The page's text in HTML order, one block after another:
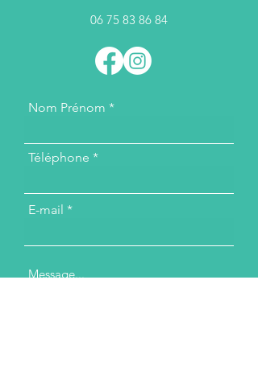
06 75 83 86 84
Nom Prénom
Téléphone
E-mail
Message...